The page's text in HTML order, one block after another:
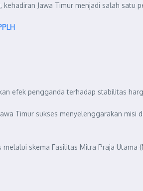
Jawa Timur menjadi salah satu
efek pengganda terhadap stabilitas
Timur sukses menyelenggarakan
skema Fasilitas Mitra Praja Utama